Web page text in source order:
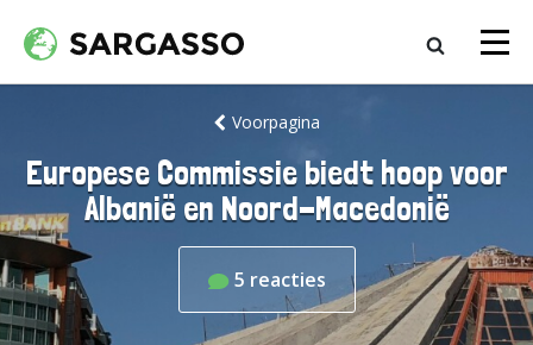
Voorpagina
Europese Commissie biedt hoop voor
Albanië en Noord-Macedonië
5 reacties